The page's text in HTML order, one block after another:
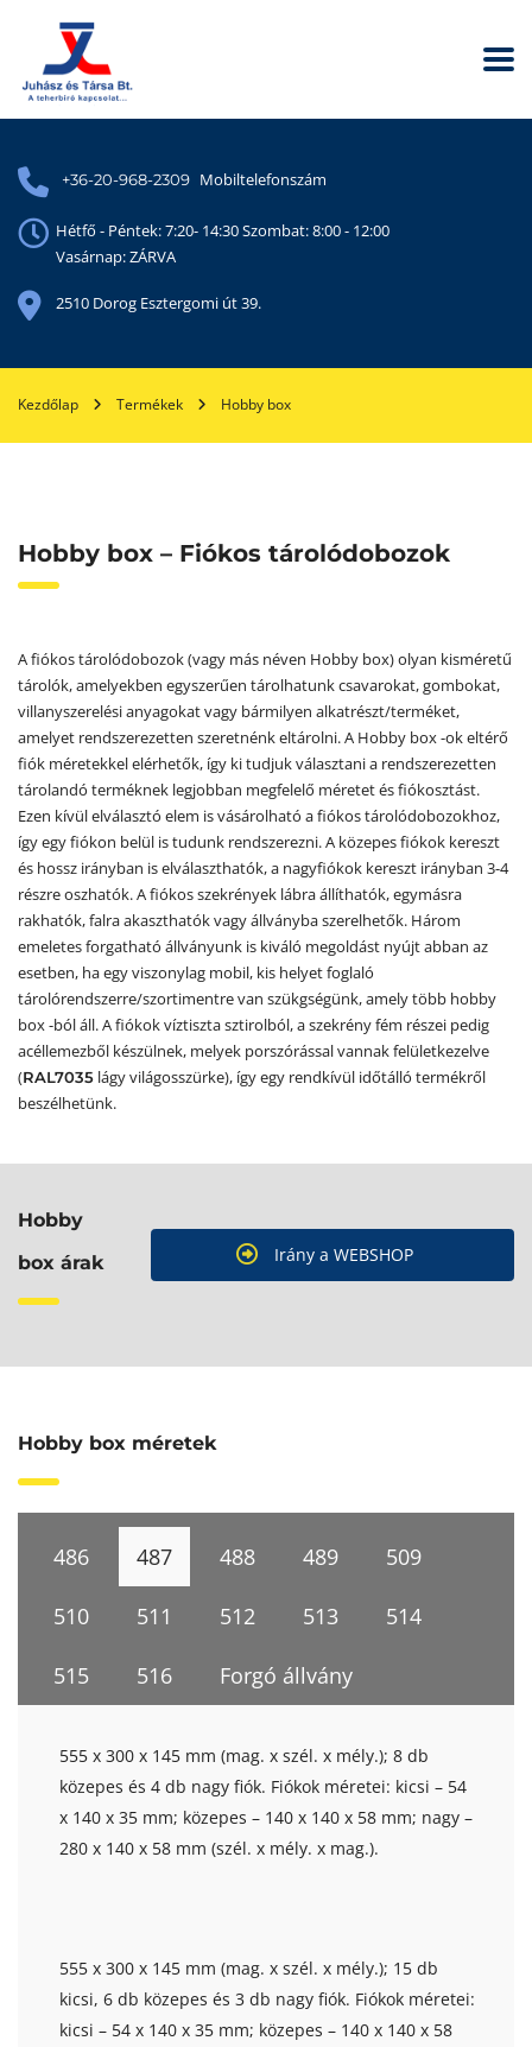
+36-20-968-2309 Mobiltelefonszám
Hétfő - Péntek: 7:20- 14:30 Szombat: 8:00 - 12:00
Vasárnap: ZÁRVA
2510 Dorog Esztergomi út 39.
Kezdőlap Termékek Hobby box
Hobby box – Fiókos tárolódobozok
A fiókos tárolódobozok (vagy más néven Hobby box) olyan kisméretű
tárolók, amelyekben egyszerűen tárolhatunk csavarokat, gombokat,
villanyszerelési anyagokat vagy bármilyen alkatrészt/terméket,
amelyet rendszerezetten szeretnénk eltárolni. A Hobby box -ok eltérő
fiók méretekkel elérhetők, így ki tudjuk választani a rendszerezetten
tárolandó terméknek legjobban megfelelő méretet és fiókosztást.
Ezen kívül elválasztó elem is vásárolható a fiókos tárolódobozokhoz,
így egy fiókon belül is tudunk rendszerezni. A közepes fiókok kereszt
és hossz irányban is elválaszthatók, a nagyfiókok kereszt irányban 3-4
részre oszhatók. A fiókos szekrények lábra állíthatók, egymásra
rakhatók, falra akaszthatók vagy állványba szerelhetők. Három
emeletes forgatható állványunk is kiváló megoldást nyújt abban az
esetben, ha egy viszonylag mobil, kis helyet foglaló
tárolórendszerre/szortimentre van szükgségünk, amely több hobby
box -ból áll. A fiókok víztiszta sztirolból, a szekrény fém részei pedig
acéllemezből készülnek, melyek porszórással vannak felületkezelve
(RAL7035 lágy világosszürke), így egy rendkívül időtálló termékről
beszélhetünk.
Hobby
box árak
Irány a WEBSHOP
Hobby box méretek
486 487 488 489 509
510 511 512 513 514
515 516 Forgó állvány
555 x 300 x 145 mm (mag. x szél. x mély.); 8 db
közepes és 4 db nagy fiók. Fiókok méretei: kicsi – 54
x 140 x 35 mm; közepes – 140 x 140 x 58 mm; nagy –
280 x 140 x 58 mm (szél. x mély. x mag.).
555 x 300 x 145 mm (mag. x szél. x mély.); 15 db
kicsi, 6 db közepes és 3 db nagy fiók. Fiókok méretei:
kicsi – 54 x 140 x 35 mm; közepes – 140 x 140 x 58